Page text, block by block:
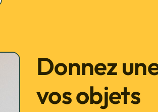
Donnez
vos objets